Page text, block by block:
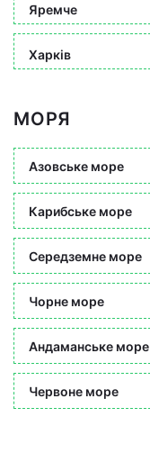
Яремче
Харків
МОРЯ
Азовське море
Карибське море
Середземне море
Чорне море
Андаманське море
Червоне море